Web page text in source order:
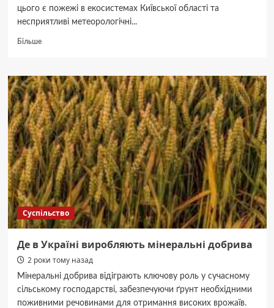
цього є пожежі в екосистемах Київської області та
несприятливі метеорологічні...
БільшеДокладніше
радять
обмежити
перебування
на
вулиці
—
погіршилася
якість
повітря
Суспільство
Де в Україні виробляють мінеральні добрива
2 роки тому назад
Мінеральні добрива відіграють ключову роль у сучасному
сільському господарстві, забезпечуючи ґрунт необхідними
поживними речовинами для отримання високих врожаїв.